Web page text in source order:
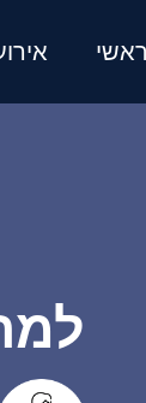
ראשי